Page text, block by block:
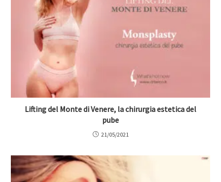
Lifting del Monte di Venere, la chirurgia estetica del
pube
21/05/2021